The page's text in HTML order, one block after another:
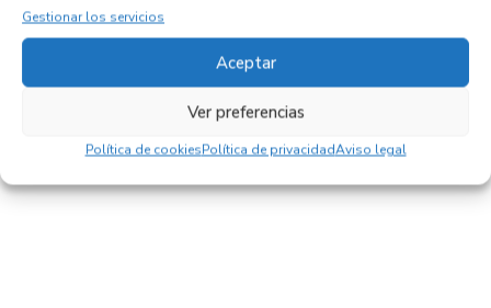
Gestionar los servicios
Aceptar
Ver preferencias
Política de cookiesPolítica de privacidadAviso legal
Referencia OEM: 7229173